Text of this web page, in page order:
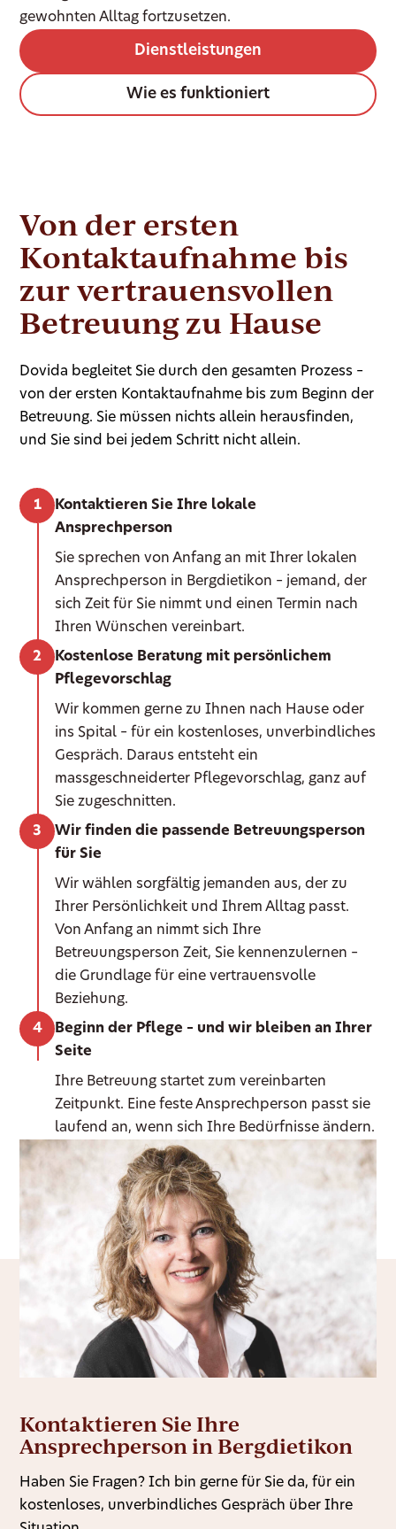
gewohnten Alltag fortzusetzen.
Dienstleistungen
Wie es funktioniert
Kontaktieren Sie Ihre
Ansprechperson in Bergdietikon
Haben Sie Fragen? Ich bin gerne für Sie da, für ein
kostenloses, unverbindliches Gespräch über Ihre
Von der ersten
Kontaktaufnahme bis
zur vertrauensvollen
Betreuung zu Hause
Dovida begleitet Sie durch den gesamten Prozess –
von der ersten Kontaktaufnahme bis zum Beginn der
Betreuung. Sie müssen nichts allein herausfinden,
und Sie sind bei jedem Schritt nicht allein.
Kontaktieren Sie Ihre lokale
Ansprechperson
Sie sprechen von Anfang an mit Ihrer lokalen
Ansprechperson in Bergdietikon – jemand, der
sich Zeit für Sie nimmt und einen Termin nach
Ihren Wünschen vereinbart.
Kostenlose Beratung mit persönlichem
Pflegevorschlag
Wir kommen gerne zu Ihnen nach Hause oder
ins Spital – für ein kostenloses, unverbindliches
Gespräch. Daraus entsteht ein
massgeschneiderter Pflegevorschlag, ganz auf
Sie zugeschnitten.
Wir finden die passende Betreuungsperson
für Sie
Wir wählen sorgfältig jemanden aus, der zu
Ihrer Persönlichkeit und Ihrem Alltag passt.
Von Anfang an nimmt sich Ihre
Betreuungsperson Zeit, Sie kennenzulernen –
die Grundlage für eine vertrauensvolle
Beziehung.
Beginn der Pflege – und wir bleiben an Ihrer
Seite
Ihre Betreuung startet zum vereinbarten
Zeitpunkt. Eine feste Ansprechperson passt sie
laufend an, wenn sich Ihre Bedürfnisse ändern.